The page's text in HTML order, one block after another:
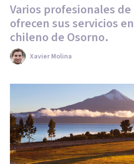
Varios profesionales
ofrecen sus servicios
chileno de Osorno.
Xavier Molina